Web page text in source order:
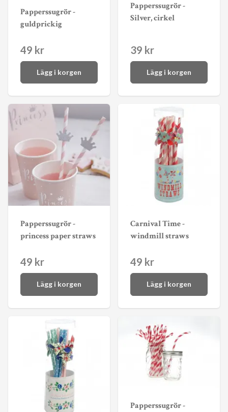
Papperssugrör -
guldprickig
49 kr
Lägg i korgen
Papperssugrör -
Silver, cirkel
39 kr
Lägg i korgen
Papperssugrör -
princess paper straws
49 kr
Lägg i korgen
Carnival Time -
windmill straws
49 kr
Lägg i korgen
Papperssugrör -